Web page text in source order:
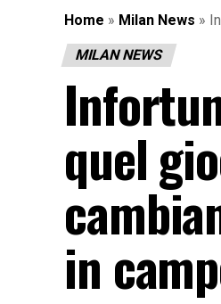
Home » Milan News »
MILAN NEWS
quel
in